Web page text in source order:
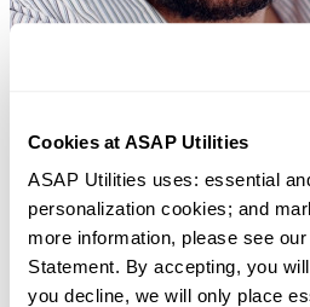
Cookies at ASAP Utilities
ASAP Utilities uses: essential
personalization cookies; and
more information, please see our
Statement. By accepting, you
you decline, we will only place